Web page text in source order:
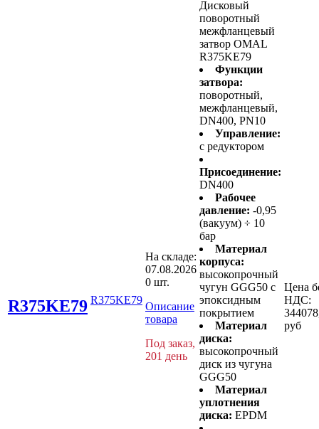
R375KE79 R375KE79
На складе:
07.08.2026
0 шт.
Описание
товара
Под заказ,
201 день
Дисковый
поворотный
межфланцевый
затвор OMAL
R375KE79
Функции
затвора:
поворотный,
межфланцевый,
DN400, PN10
Управление:
с редуктором
Присоединение:
DN400
Рабочее
давление: -0,95
(вакуум) ÷ 10
бар
Материал
корпуса:
высокопрочный
чугун GGG50 с
эпоксидным
покрытием
Материал
диска:
высокопрочный
диск из чугуна
GGG50
Материал
уплотнения
диска: EPDM
Цена
НДС:
руб